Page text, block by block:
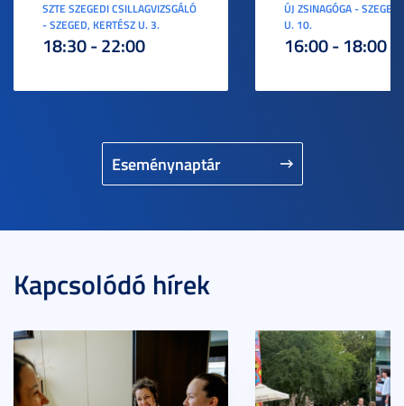
Eseménynaptár
SZTE SZEGEDI CSILLAGVIZSGÁLÓ
- SZEGED, KERTÉSZ U. 3.
18:30 - 22:00
ÚJ ZSINAGÓGA -
U. 10.
16:00 - 18:00
Kapcsolódó hírek